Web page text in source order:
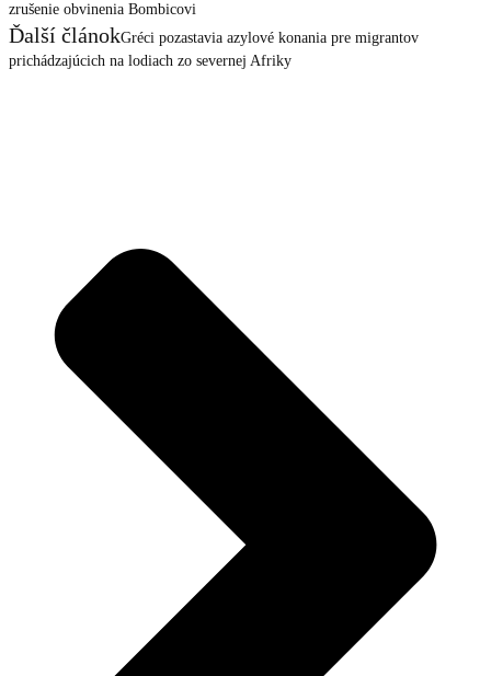
zrušenie obvinenia Bombicovi
Ďalší článokGréci pozastavia azylové konania pre migrantov
prichádzajúcich na lodiach zo severnej Afriky